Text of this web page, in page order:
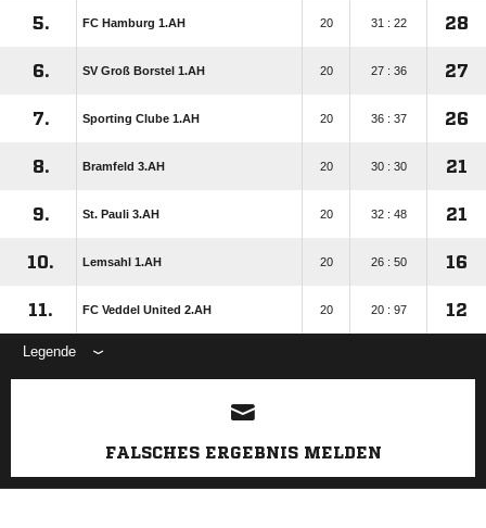
5. FC Hamburg 1.AH 20 31 : 22 28
6. SV Groß Borstel 1.AH 20 27 : 36 27
7. Sporting Clube 1.AH 20 36 : 37 26
8. Bramfeld 3.AH 20 30 : 30 21
9. St. Pauli 3.AH 20 32 : 48 21
10. Lemsahl 1.AH 20 26 : 50 16
11. FC Veddel United 2.AH 20 20 : 97 12
Legende
ANZEIGE
FALSCHES ERGEBNIS MELDEN